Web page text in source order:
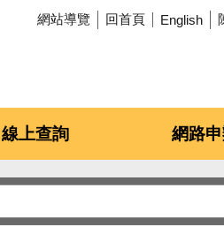
網站導覽 回首頁 English
線上查詢 網路